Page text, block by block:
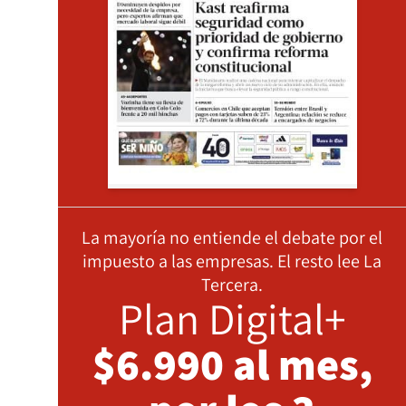
La mayoría no entiende el debate por el
impuesto a las empresas. El resto lee La
Tercera.
Plan Digital+
$6.990 al mes,